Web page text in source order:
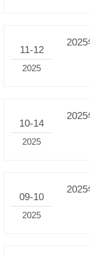
11-12
2025
10-14
2025
09-10
2025